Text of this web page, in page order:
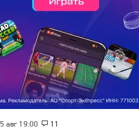
5 авг 19:00 11